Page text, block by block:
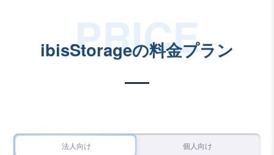
ibisStorageの料金プラン
法人向け 個人向け